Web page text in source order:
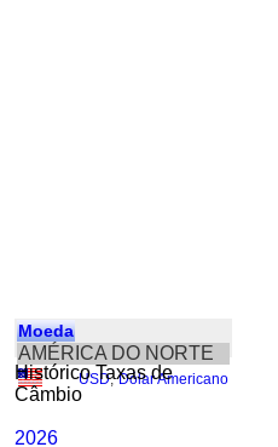
Moeda
AMÉRICA DO NORTE
USD, Dólar Americano
Histórico Taxas de
Câmbio
2026